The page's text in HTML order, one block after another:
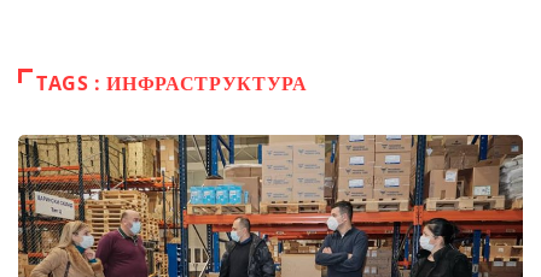
TAGS : ИНФРАСТРУКТУРА